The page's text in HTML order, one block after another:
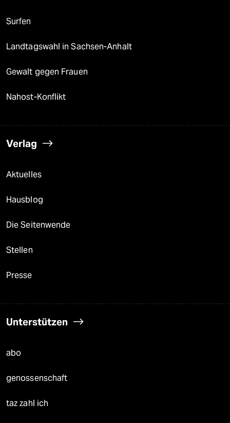
Surfen
Landtagswahl in Sachsen-Anhalt
Gewalt gegen Frauen
Nahost-Konflikt
Verlag
Aktuelles
Hausblog
Die Seitenwende
Stellen
Presse
Unterstützen
abo
genossenschaft
taz zahl ich